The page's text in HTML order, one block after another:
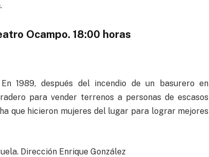
Ocampo. 18:00 horas
1989, después del incendio de un basurero en
para vender terrenos a personas de escasos
que hicieron mujeres del lugar para lograr mejores
Dirección Enrique González